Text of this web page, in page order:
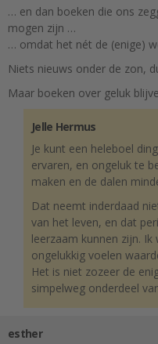
… en dan boeken die ons
mogen zijn …
… omdat het nét de (enige)
Niets nieuws onder de zon,
Maar boeken over geluk
Jelle Hermus
Je kunt een heleboel
ervaren, en ongeluk te
maken en de dalen
Dat neemt inderdaad
van het leven, en dat
leerzaam kunnen zijn.
ongelukkig voelen
Het is niet zozeer de
simpelweg onderdeel
esther